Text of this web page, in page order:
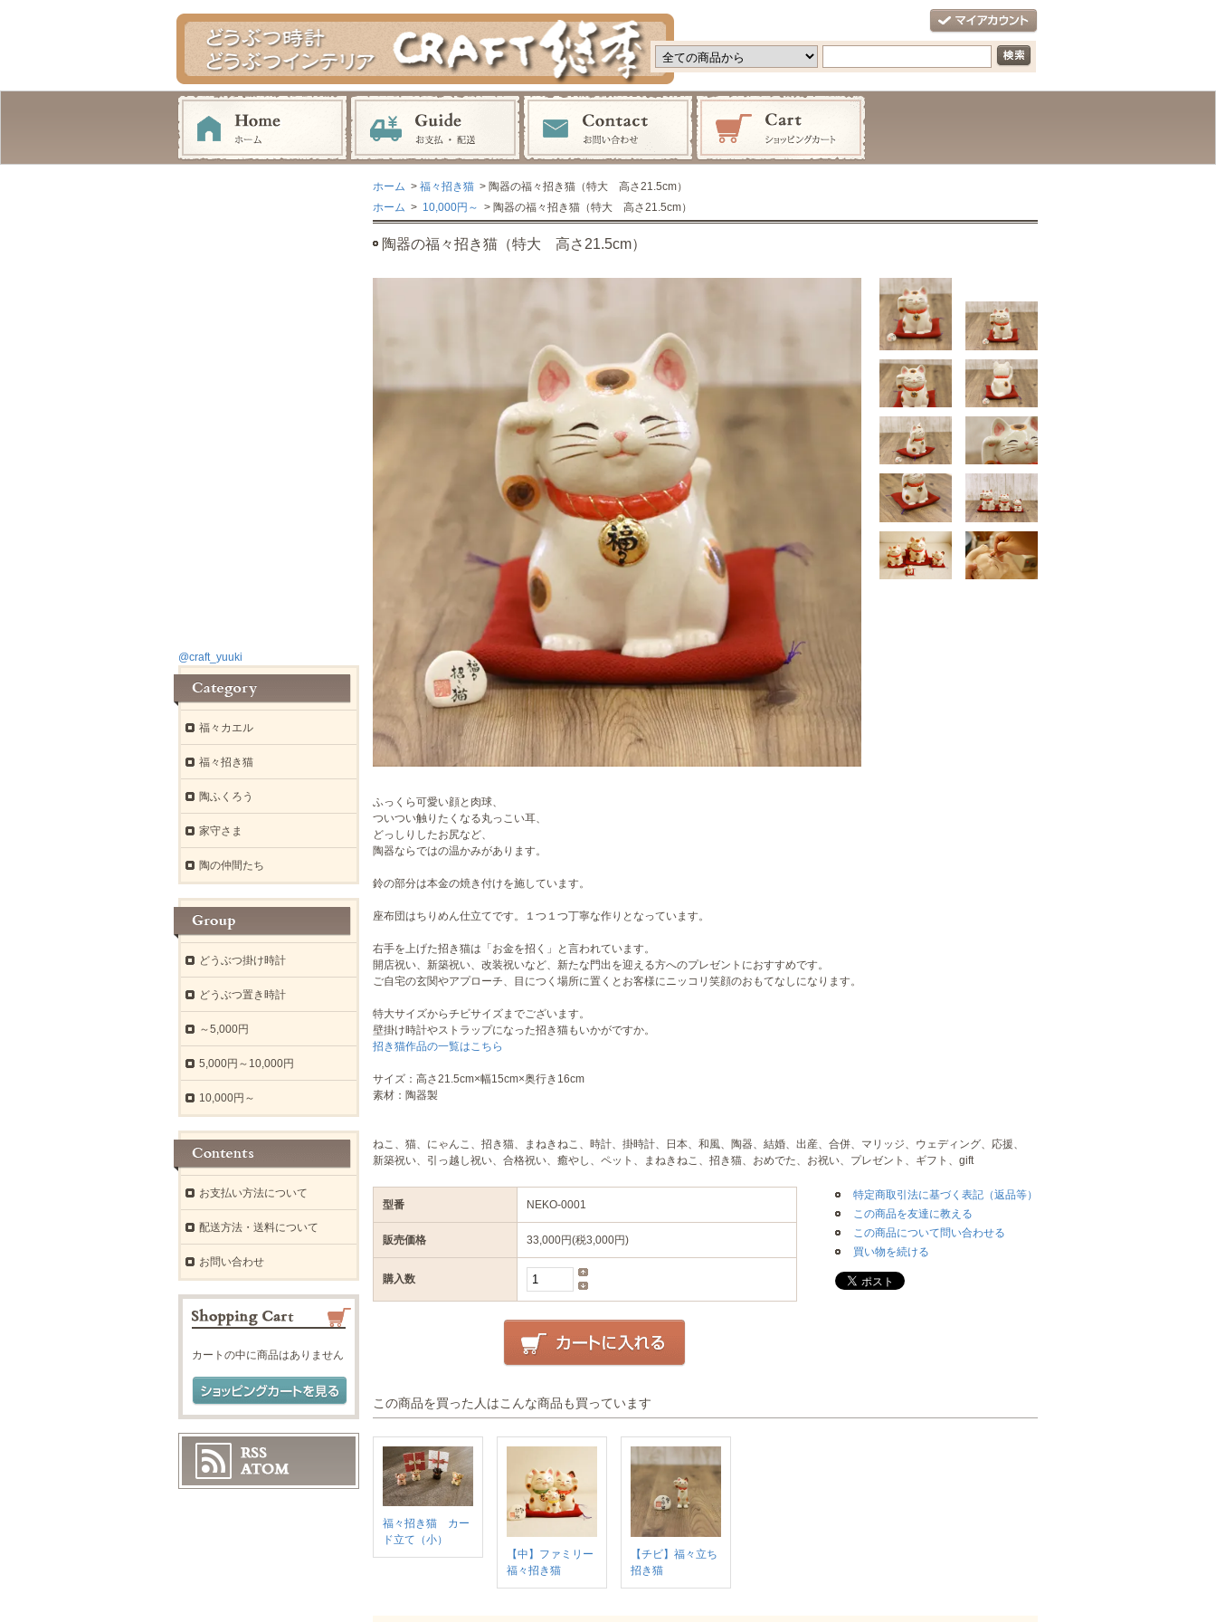
ホーム > 福々招き猫 > 陶器の福々招き猫（特大 高さ21.5cm）
ホーム > 10,000円～ > 陶器の福々招き猫（特大 高さ21.5cm）
陶器の福々招き猫（特大 高さ21.5cm）
ふっくら可愛い顔と肉球、
ついつい触りたくなる丸っこい耳、
どっしりしたお尻など、
陶器ならではの温かみがあります。
鈴の部分は本金の焼き付けを施しています。
座布団はちりめん仕立てです。１つ１つ丁寧な作りとなっています。
右手を上げた招き猫は「お金を招く」と言われています。
開店祝い、新築祝い、改装祝いなど、新たな門出を迎える方へのプレゼントにおすすめです。
ご自宅の玄関やアプローチ、目につく場所に置くとお客様にニッコリ笑顔のおもてなしになります。
特大サイズからチビサイズまでございます。
壁掛け時計やストラップになった招き猫もいかがですか。
招き猫作品の一覧はこちら
サイズ：高さ21.5cm×幅15cm×奥行き16cm
素材：陶器製
ねこ、猫、にゃんこ、招き猫、まねきねこ、時計、掛時計、日本、和風、陶器、結婚、出産、合併、マリッジ、ウェディング、応援、
新築祝い、引っ越し祝い、合格祝い、癒やし、ペット、まねきねこ、招き猫、おめでた、お祝い、プレゼント、ギフト、gift
型番 NEKO-0001
販売価格 33,000円(税3,000円)
購入数
特定商取引法に基づく表記（返品等）
この商品を友達に教える
この商品について問い合わせる
買い物を続ける
この商品を買った人はこんな商品も買っています
福々招き猫 カー
ド立て（小）
【中】ファミリー
福々招き猫
【チビ】福々立ち
招き猫
@craft_yuuki
福々カエル
福々招き猫
陶ふくろう
家守さま
陶の仲間たち
どうぶつ掛け時計
どうぶつ置き時計
～5,000円
5,000円～10,000円
10,000円～
お支払い方法について
配送方法・送料について
お問い合わせ
カートの中に商品はありません